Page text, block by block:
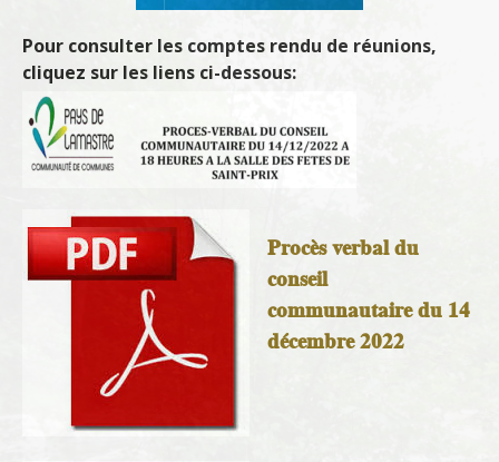
Pour consulter les comptes rendu de réunions,
cliquez sur les liens ci-dessous:
Procès verbal du
conseil
communautaire du 14
décembre 2022